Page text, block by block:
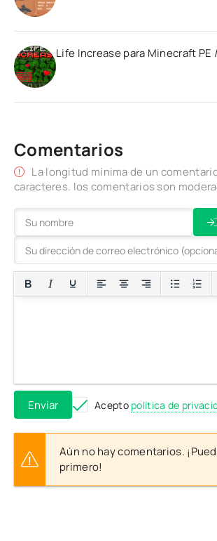
Life Increase para Minecraft PE /
Comentarios
La longitud mínima de un
caracteres. los comentarios son
Enviar Acepto política de
Aún no hay comentarios.
primero!